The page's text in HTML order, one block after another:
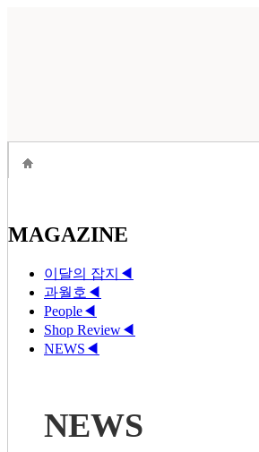
MAGAZINE
이달의 잡지 ◀
과월호 ◀
People◀
Shop Review◀
NEWS ◀
NEWS